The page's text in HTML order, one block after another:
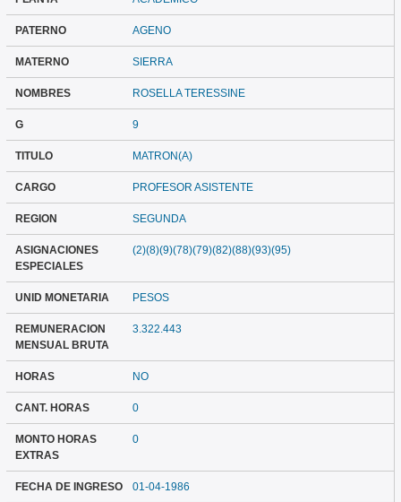
PATERNO AGENO
MATERNO SIERRA
NOMBRES ROSELLA TERESSINE
G 9
TITULO MATRON(A)
CARGO PROFESOR ASISTENTE
REGION SEGUNDA
ASIGNACIONES
ESPECIALES
(2)(8)(9)(78)(79)(82)(88)(93)(95)
UNID MONETARIA PESOS
REMUNERACION
MENSUAL BRUTA
3.322.443
HORAS NO
CANT. HORAS 0
MONTO HORAS
EXTRAS
0
FECHA DE INGRESO 01-04-1986